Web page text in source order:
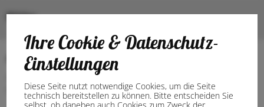
Bilder
Anschrift
Germany
Ihre Cookie & Datenschutz-
Einstellungen
Diese Seite nutzt notwendige Cookies, um die Seite
technisch bereitstellen zu können. Bitte entscheiden Sie